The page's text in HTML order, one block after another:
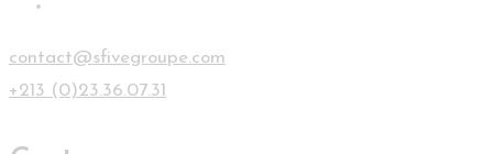
contact@sfivegroupe.com
+213 (0)23.36.07.31